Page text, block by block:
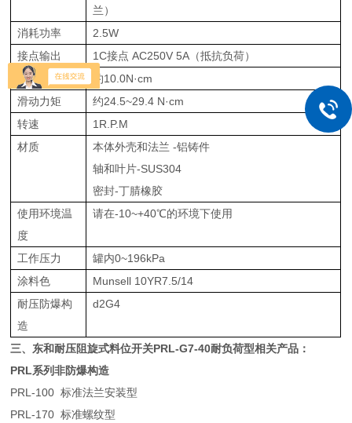
兰）
消耗功率
2.5W
接点输出
1C接点 AC250V 5A（抵抗负荷）
检测力矩
约10.0N·cm
滑动力矩
约24.5~29.4 N·cm
转速
1R.P.M
材质
本体外壳和法兰 -铝铸件
轴和叶片-SUS304
密封-丁腈橡胶
使用环境温
度
请在-10~+40℃的环境下使用
工作压力
罐内0~196kPa
涂料色
Munsell 10YR7.5/14
耐压防爆构
造
d2G4
三、 东和耐压阻旋式料位开关PRL-G7-40耐负荷型相关产品：
PRL系列非防爆构造
PRL-100 标准法兰安装型
PRL-170 标准螺纹型